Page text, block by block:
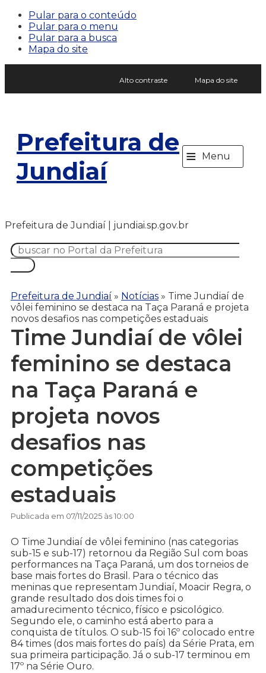
Pular para o conteúdo
Pular para o menu
Pular para a busca
Mapa do site
Alto contraste Mapa do site
Prefeitura de
Jundiaí
≡ Menu
Prefeitura de Jundiaí | jundiai.sp.gov.br
Prefeitura de Jundiaí » Notícias » Time Jundiaí de
vôlei feminino se destaca na Taça Paraná e projeta
novos desafios nas competições estaduais
Time Jundiaí de vôlei
feminino se destaca
na Taça Paraná e
projeta novos
desafios nas
competições
estaduais
Publicada em 07/11/2025 às 10:00
O Time Jundiaí de vôlei feminino (nas categorias
sub-15 e sub-17) retornou da Região Sul com boas
performances na Taça Paraná, um dos torneios de
base mais fortes do Brasil. Para o técnico das
meninas que representam Jundiaí, Moacir Regra, o
grande resultado dos dois times foi o
amadurecimento técnico, físico e psicológico.
Segundo ele, o caminho está aberto para a
conquista de títulos. O sub-15 foi 16º colocado entre
84 times (dos mais fortes do país) da Série Prata, em
sua primeira participação. Já o sub-17 terminou em
17º na Série Ouro.